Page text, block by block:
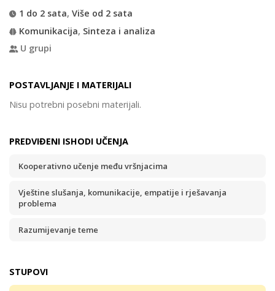
1 do 2 sata, Više od 2 sata
Komunikacija, Sinteza i analiza
U grupi
POSTAVLJANJE I MATERIJALI
Nisu potrebni posebni materijali.
PREDVIĐENI ISHODI UČENJA
Kooperativno učenje među vršnjacima
Vještine slušanja, komunikacije, empatije i rješavanja
problema
Razumijevanje teme
STUPOVI